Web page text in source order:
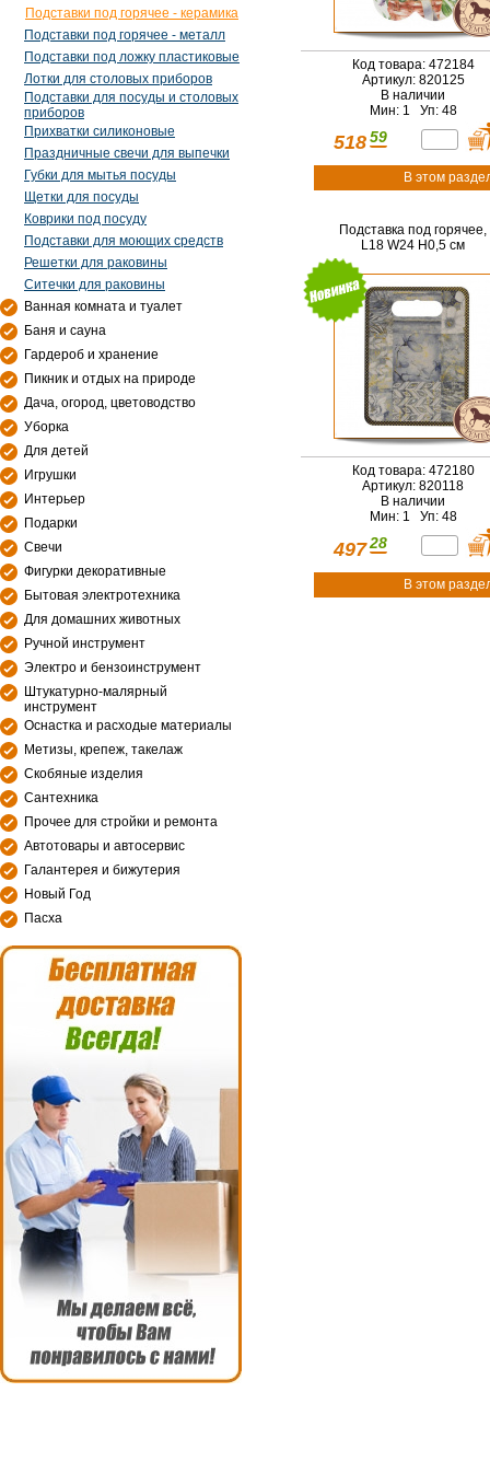
Подставки под горячее - керамика
Подставки под горячее - металл
Подставки под ложку пластиковые
Лотки для столовых приборов
Подставки для посуды и столовых
приборов
Прихватки силиконовые
Праздничные свечи для выпечки
Губки для мытья посуды
Щетки для посуды
Коврики под посуду
Подставки для моющих средств
Решетки для раковины
Ситечки для раковины
Ванная комната и туалет
Баня и сауна
Гардероб и хранение
Пикник и отдых на природе
Дача, огород, цветоводство
Уборка
Для детей
Игрушки
Интерьер
Подарки
Свечи
Фигурки декоративные
Бытовая электротехника
Для домашних животных
Ручной инструмент
Электро и бензоинструмент
Штукатурно-малярный
инструмент
Оснастка и расходые материалы
Метизы, крепеж, такелаж
Скобяные изделия
Сантехника
Прочее для стройки и ремонта
Автотовары и автосервис
Галантерея и бижутерия
Новый Год
Пасха
Код товара: 472184
Артикул: 820125
В наличии
Мин: 1 Уп: 48
518 59
В этом
Подставка под горячее,
L18 W24 H0,5 см
Код товара: 472180
Артикул: 820118
В наличии
Мин: 1 Уп: 48
497 28
В этом